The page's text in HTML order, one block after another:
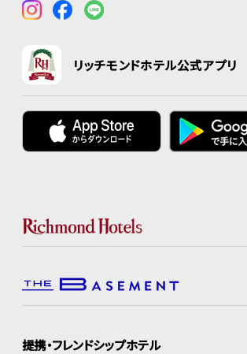
リッチモンドホテル公式アプリ
提携・フレンドシップホテル